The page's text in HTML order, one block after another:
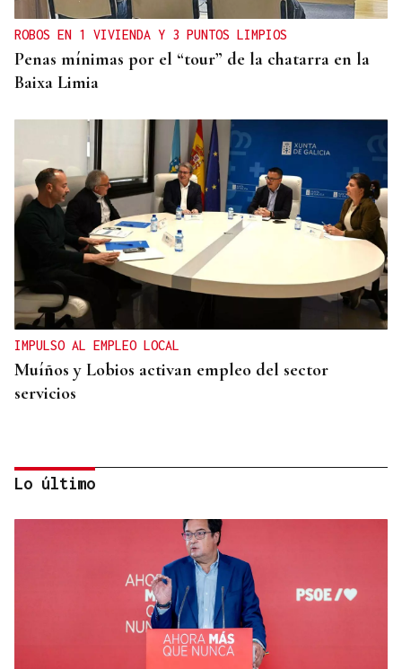
ROBOS EN 1 VIVIENDA Y 3 PUNTOS LIMPIOS
Penas mínimas por el “tour” de la chatarra en la
Baixa Limia
IMPULSO AL EMPLEO LOCAL
Muíños y Lobios activan empleo del sector
servicios
CASI DOS VUELTAS AL MUNDO
Lo último